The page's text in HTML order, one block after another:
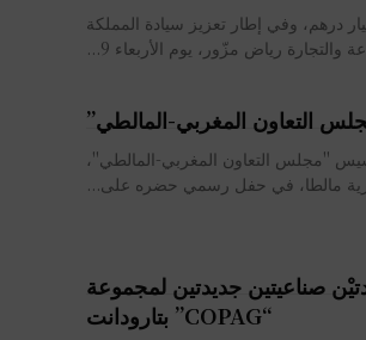
إجمالي يزيد قيمته عن 1,731 مليار درهم، وفي إطار تعزيز سيادة المملكة
والتجارة رياض مزّور، يوم الأربعاء 9...
التعاون المغربي-المالطي”
تأسيس "مجلس التعاون المغربي-المالطي"،
مالطا، في حفل رسمي حضره على...
صناعيتين جديدتين لمجموعة
“COPAG” بتارودانت